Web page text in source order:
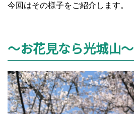
今回はその様子をご紹介します。
～お花見なら光城山～